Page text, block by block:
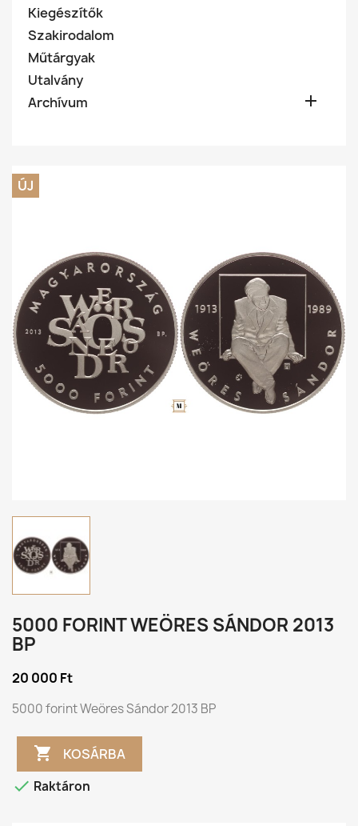
Kiegészítők
Szakirodalom
Műtárgyak
Utalvány
Archívum

ÚJ
5000 FORINT WEÖRES SÁNDOR 2013
BP
20 000 Ft
5000 forint Weöres Sándor 2013 BP
 KOSÁRBA
 Raktáron